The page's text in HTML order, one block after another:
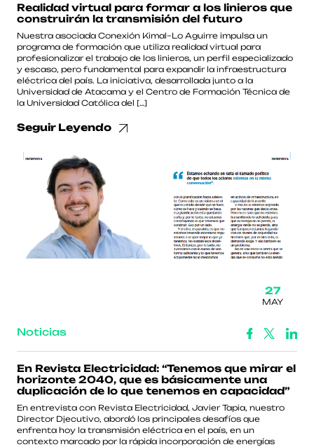
Realidad virtual para formar a los linieros que
construirán la transmisión del futuro
Nuestra asociada Conexión Kimal–Lo Aguirre impulsa un
programa de formación que utiliza realidad virtual para
profesionalizar el trabajo de los linieros, un perfil especializado
y escaso, pero fundamental para expandir la infraestructura
eléctrica del país. La iniciativa, desarrollada junto a la
Universidad de Atacama y el Centro de Formación Técnica de
la Universidad Católica del […]
Seguir Leyendo
27
MAY
Noticias
En Revista Electricidad: “Tenemos que mirar el
horizonte 2040, que es básicamente una
duplicación de lo que tenemos en capacidad”
En entrevista con Revista Electricidad, Javier Tapia, nuestro
Director Djecutivo, abordó los principales desafíos que
enfrenta hoy la transmisión eléctrica en el país, en un
contexto marcado por la rápida incorporación de energías